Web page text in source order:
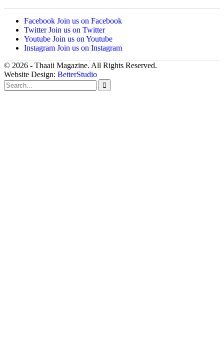
Facebook Join us on Facebook
Twitter Join us on Twitter
Youtube Join us on Youtube
Instagram Join us on Instagram
© 2026 - Thaaii Magazine. All Rights Reserved.
Website Design: BetterStudio